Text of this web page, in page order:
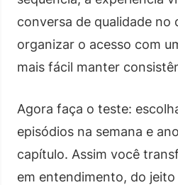
conversa de qualidade no
organizar o acesso com
mais fácil manter
Agora faça o teste:
episódios na semana e
capítulo. Assim você
em entendimento, do jeito